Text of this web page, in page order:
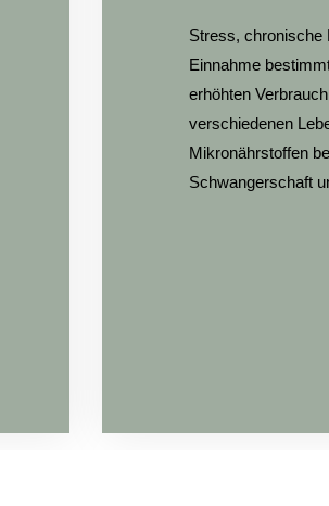
Stress, chronische
Einnahme
erhöhten
verschiedenen
Mikronährstoffen
Schwangerschaft